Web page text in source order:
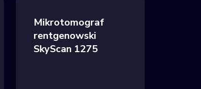
Mikrotomograf
rentgenowski
SkyScan 1275